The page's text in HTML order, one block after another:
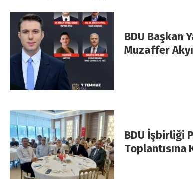
BDU Başkan
Muzaffer
BDU İşbirliği
Toplantısına